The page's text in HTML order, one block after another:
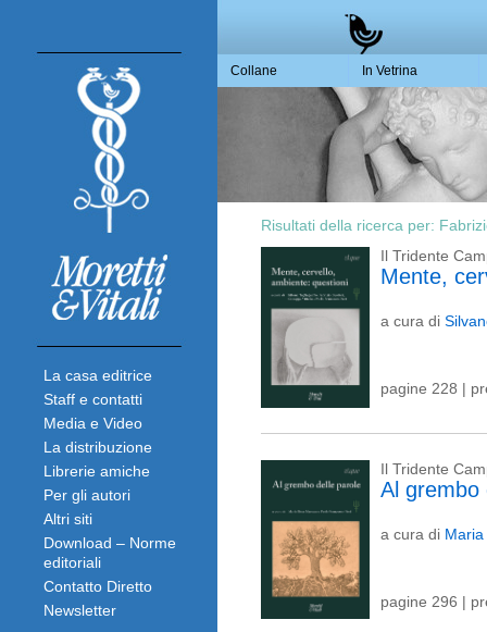
La casa editrice
Staff e contatti
Media e Video
La distribuzione
Librerie amiche
Per gli autori
Altri siti
Download – Norme
editoriali
Contatto Diretto
Newsletter
Collane In Vetrina
Risultati della ricerca per:
Il Tridente
Mente,
a cura di
pagine 228 |
Il Tridente
Al grembo
a cura di
pagine 296 |